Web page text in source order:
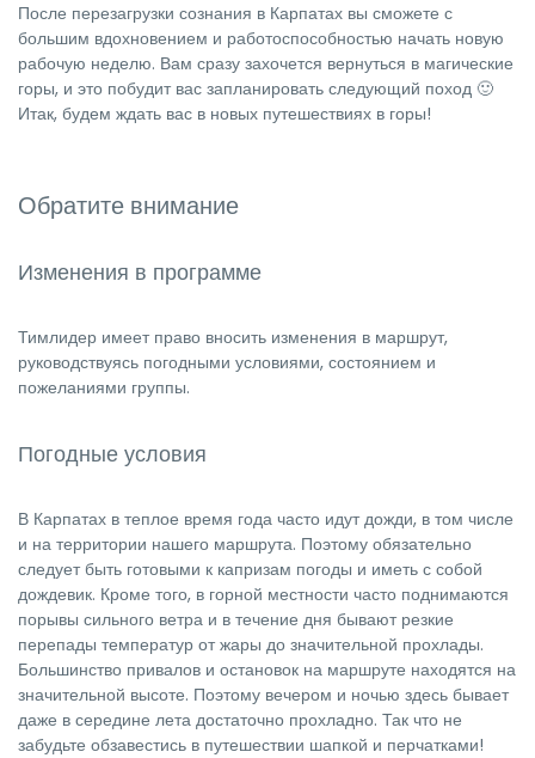
После перезагрузки сознания в Карпатах вы сможете с
большим вдохновением и работоспособностью начать новую
рабочую неделю. Вам сразу захочется вернуться в магические
горы, и это побудит вас запланировать следующий поход 🙂
Итак, будем ждать вас в новых путешествиях в горы!
Обратите внимание
Изменения в программе
Тимлидер имеет право вносить изменения в маршрут,
руководствуясь погодными условиями, состоянием и
пожеланиями группы.
Погодные условия
В Карпатах в теплое время года часто идут дожди, в том числе
и на территории нашего маршрута. Поэтому обязательно
следует быть готовыми к капризам погоды и иметь с собой
дождевик. Кроме того, в горной местности часто поднимаются
порывы сильного ветра и в течение дня бывают резкие
перепады температур от жары до значительной прохлады.
Большинство привалов и остановок на маршруте находятся на
значительной высоте. Поэтому вечером и ночью здесь бывает
даже в середине лета достаточно прохладно. Так что не
забудьте обзавестись в путешествии шапкой и перчатками!